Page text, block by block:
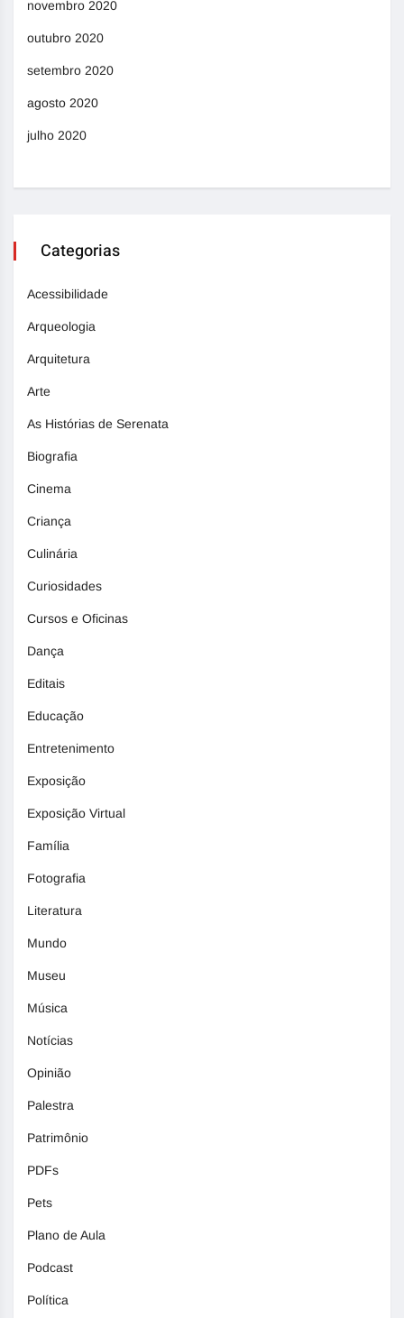
novembro 2020
outubro 2020
setembro 2020
agosto 2020
julho 2020
Categorias
Acessibilidade
Arqueologia
Arquitetura
Arte
As Histórias de Serenata
Biografia
Cinema
Criança
Culinária
Curiosidades
Cursos e Oficinas
Dança
Editais
Educação
Entretenimento
Exposição
Exposição Virtual
Família
Fotografia
Literatura
Mundo
Museu
Música
Notícias
Opinião
Palestra
Patrimônio
PDFs
Pets
Plano de Aula
Podcast
Política